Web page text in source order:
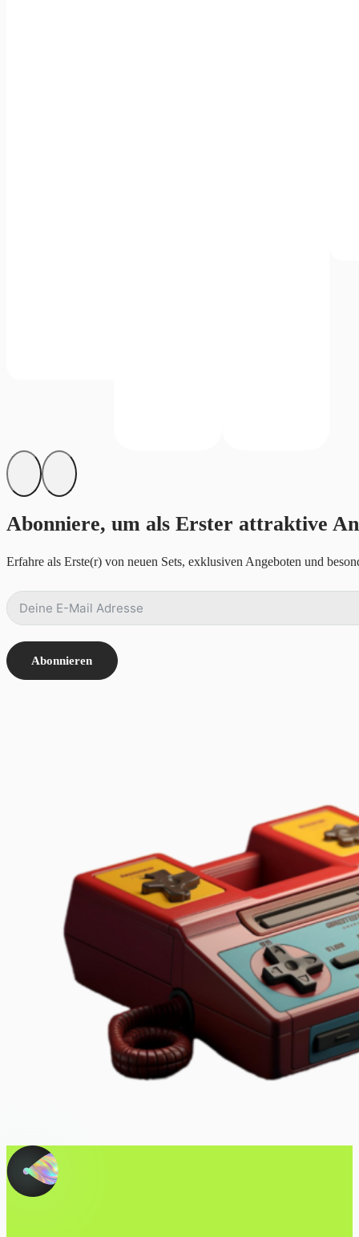
Abonniere, um als Erster attraktive
Erfahre als Erste(r) von neuen Sets, exklusiven Angeboten und
Abonnieren